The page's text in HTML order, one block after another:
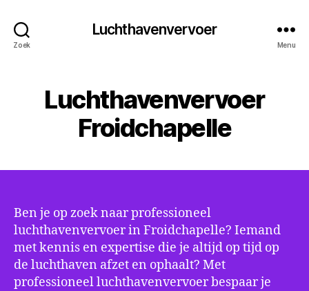
Zoek
Luchthavenvervoer
Menu
Luchthavenvervoer
Froidchapelle
Ben je op zoek naar professioneel
luchthavenvervoer in Froidchapelle? Iemand
met kennis en expertise die je altijd op tijd op
de luchthaven afzet en ophaalt? Met
professioneel luchthavenvervoer bespaar je